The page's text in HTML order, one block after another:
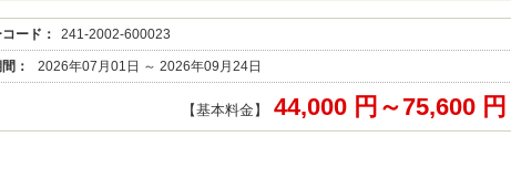
ード： 241-2002-600023
： 2026年07月01日 ～ 2026年09月24日
【基本料金】 44,000 円～75,600 円